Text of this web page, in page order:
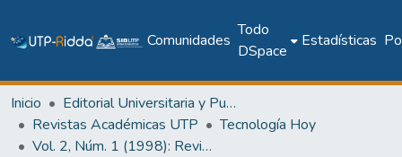
Comunidades
Todo
DSpace
Estadísticas
Inicio
Editorial Universitaria y Publicaciones Seriadas
Revistas Académicas UTP
Tecnología Hoy
Vol. 2, Núm. 1 (1998): Revista Tecnología Hoy